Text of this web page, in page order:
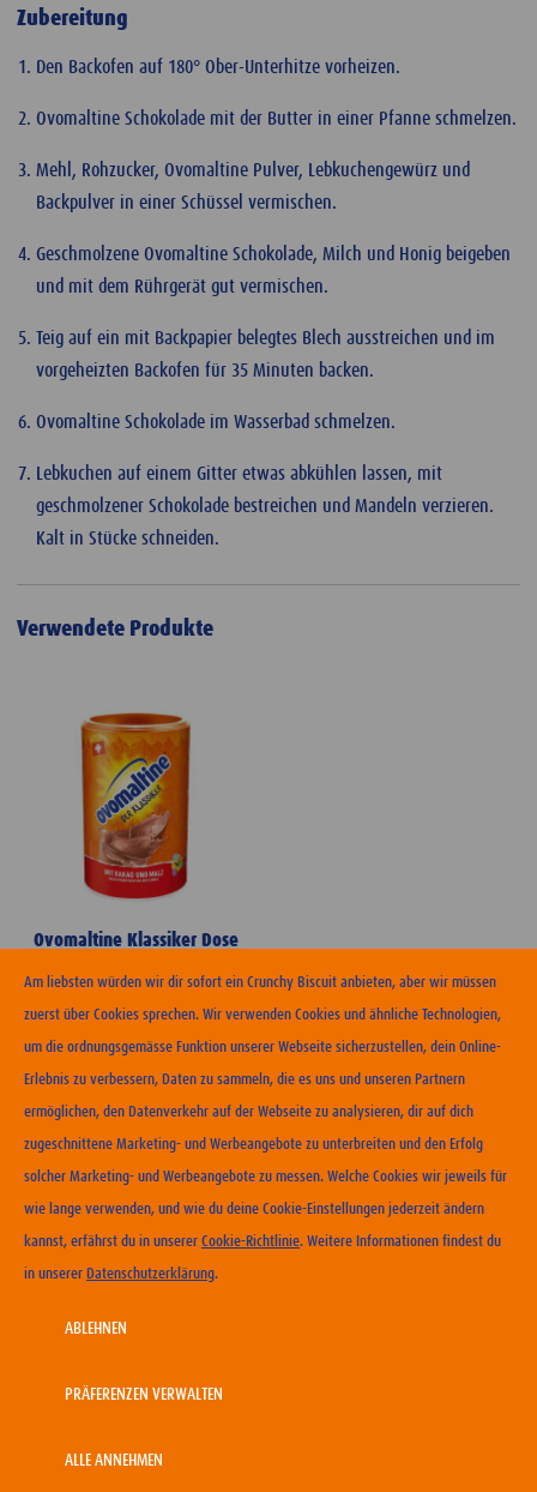
Zubereitung
Den Backofen auf 180° Ober-Unterhitze vorheizen.
Ovomaltine Schokolade mit der Butter in einer Pfanne schmelzen.
Mehl, Rohzucker, Ovomaltine Pulver, Lebkuchengewürz und
Backpulver in einer Schüssel vermischen.
Geschmolzene Ovomaltine Schokolade, Milch und Honig beigeben
und mit dem Rührgerät gut vermischen.
Teig auf ein mit Backpapier belegtes Blech ausstreichen und im
vorgeheizten Backofen für 35 Minuten backen.
Ovomaltine Schokolade im Wasserbad schmelzen.
Lebkuchen auf einem Gitter etwas abkühlen lassen, mit
geschmolzener Schokolade bestreichen und Mandeln verzieren.
Kalt in Stücke schneiden.
Verwendete Produkte
Ovomaltine Klassiker Dose
ERHÄLTLICHKEIT
KONTAKT
NUTZUNGSBEDINGUNGEN
DATENSCHUTZERKLÄRUNG
KARRIERE
Copyright 2026 Wander GmbH
Am liebsten würden wir dir sofort ein Crunchy Biscuit anbieten, aber wir müssen
zuerst über Cookies sprechen. Wir verwenden Cookies und ähnliche Technologien,
um die ordnungsgemässe Funktion unserer Webseite sicherzustellen, dein Online-
Erlebnis zu verbessern, Daten zu sammeln, die es uns und unseren Partnern
ermöglichen, den Datenverkehr auf der Webseite zu analysieren, dir auf dich
zugeschnittene Marketing- und Werbeangebote zu unterbreiten und den Erfolg
solcher Marketing- und Werbeangebote zu messen. Welche Cookies wir jeweils für
wie lange verwenden, und wie du deine Cookie-Einstellungen jederzeit ändern
kannst, erfährst du in unserer Cookie-Richtlinie. Weitere Informationen findest du
in unserer Datenschutzerklärung.
ABLEHNEN
PRÄFERENZEN VERWALTEN
ALLE ANNEHMEN